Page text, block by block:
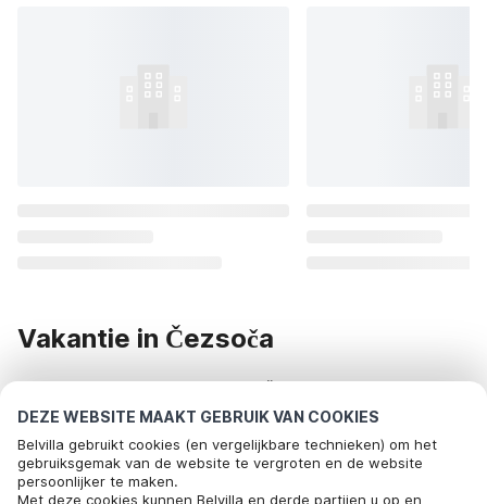
DEZE WEBSITE MAAKT GEBRUIK VAN COOKIES
Belvilla gebruikt cookies (en vergelijkbare technieken) om het
gebruiksgemak van de website te vergroten en de website
persoonlijker te maken.
Met deze cookies kunnen Belvilla en derde partijen u op en
Vakantie in Čezsoča
Belvilla bij het juiste adres! Wij bezorgen je een onvergetelijke
vakantie in Čezsoča. Bekijk het onderstaande aanbod van
vakantiehuizen in Čezsoča of huur een vakantiehuis op één
Bel om te boeken